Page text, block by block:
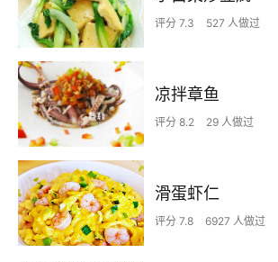
评分 7.3 527 人做过
凉拌章鱼
评分 8.2 29 人做过
滑蛋虾仁
评分 7.8 6927 人做过